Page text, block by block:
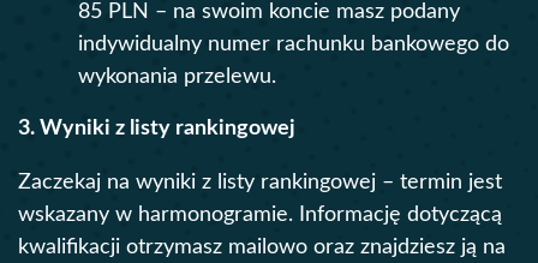
85 PLN – na swoim koncie masz podany
indywidualny numer rachunku bankowego do
wykonania przelewu.
3. Wyniki z listy rankingowej
Zaczekaj na wyniki z listy rankingowej – termin jest
wskazany w harmonogramie. Informację dotyczącą
kwalifikacji otrzymasz mailowo oraz znajdziesz ją na